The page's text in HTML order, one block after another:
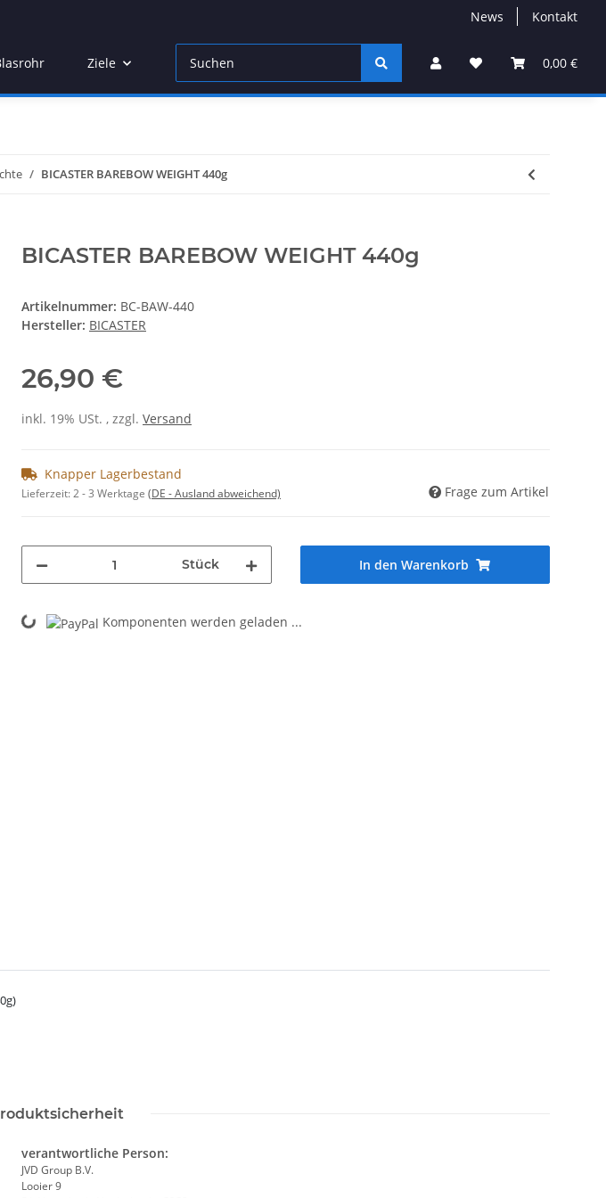
News Kontakt
0,00 €
Ziele Accessoires Sale% Gutscheine
BICASTER BAREBOW WEIGHT 440g
BICASTER BAREBOW WEIGHT 440g
Artikelnummer: BC-BAW-440
Hersteller: BICASTER
26,90 €
inkl. 19% USt. , zzgl. Versand
Knapper Lagerbestand
Lieferzeit:2 - 3 Werktage (DE - Ausland abweichend) Frage zum Artikel
Stück In den Warenkorb
Loading... Komponenten werden geladen ...
verantwortliche Person:
JVD Group B.V.
Looier 9